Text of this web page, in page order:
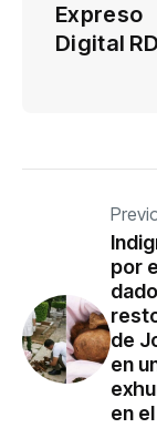
Expreso
Digital RD
por
de
en
en el